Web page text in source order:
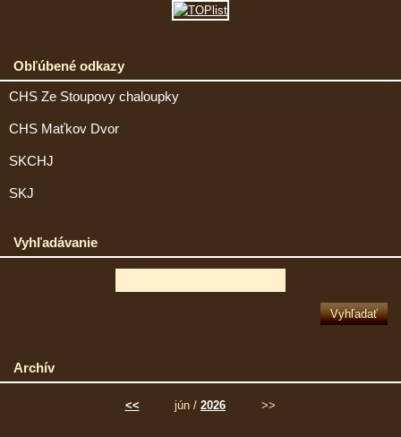
Obľúbené odkazy
CHS Ze Stoupovy chaloupky
CHS Maťkov Dvor
SKCHJ
SKJ
Vyhľadávanie
Archív
<< jún / 2026 >>